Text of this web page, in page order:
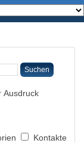
Suchen
Ausdruck
Kontakte